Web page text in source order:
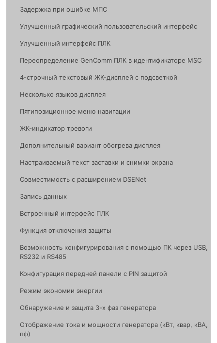
Задержка при ошибке МПС
Улучшенный графический пользовательский интерфейс
Улучшенный интерфейс ПЛК
Переопределение GenComm ПЛК в идентификаторе MSC
4-строчный текстовый ЖК-дисплей с подсветкой
Несколько языков дисплея
Пятипозиционное меню навигации
ЖК-индикатор тревоги
Дополнительный вариант обогрева дисплея
Настраиваемый текст заставки и снимки экрана
Совместимость с расширением DSENet
Запись данных
Встроенный интерфейс ПЛК
Функция отключения защиты
Возможность конфигурирования с помощью ПК через USB,
RS232 и RS485
Конфигурация передней панели с PIN защитой
Режим экономии энергии
Обнаружение и защита 3-х фаз генератора
Отображение тока и мощности генератора (кВт, квар, кВА,
пф)